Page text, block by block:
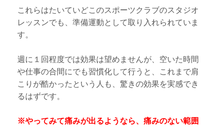
これらはたいていどこのスポーツクラブのスタジオ
レッスンでも、準備運動として取り入れられていま
す。
週に１回程度では効果は望めませんが、空いた時間
や仕事の合間にでも習慣化して行うと、これまで肩
こりが酷かったという人も、驚きの効果を実感でき
るはずです。
※やってみて痛みが出るようなら、痛みのない範囲